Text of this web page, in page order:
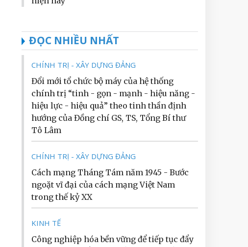
ĐỌC NHIỀU NHẤT
CHÍNH TRỊ - XÂY DỰNG ĐẢNG
Đổi mới tổ chức bộ máy của hệ thống
chính trị “tinh - gọn - mạnh - hiệu năng -
hiệu lực - hiệu quả” theo tinh thần định
hướng của Đồng chí GS, TS, Tổng Bí thư
Tô Lâm
CHÍNH TRỊ - XÂY DỰNG ĐẢNG
Cách mạng Tháng Tám năm 1945 - Bước
ngoặt vĩ đại của cách mạng Việt Nam
trong thế kỷ XX
KINH TẾ
Công nghiệp hóa bền vững để tiếp tục đẩy